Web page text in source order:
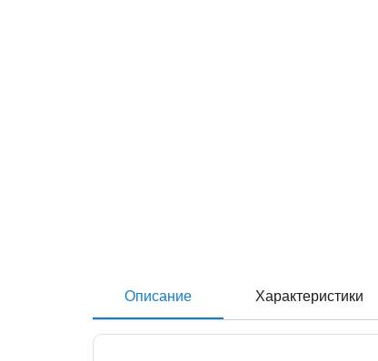
Описание Характеристики